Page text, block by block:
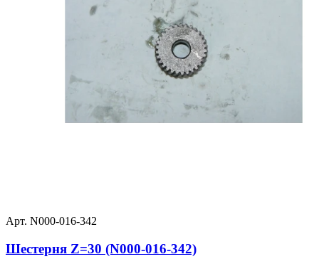
Арт. N000-016-342
Шестерня Z=30 (N000-016-342)